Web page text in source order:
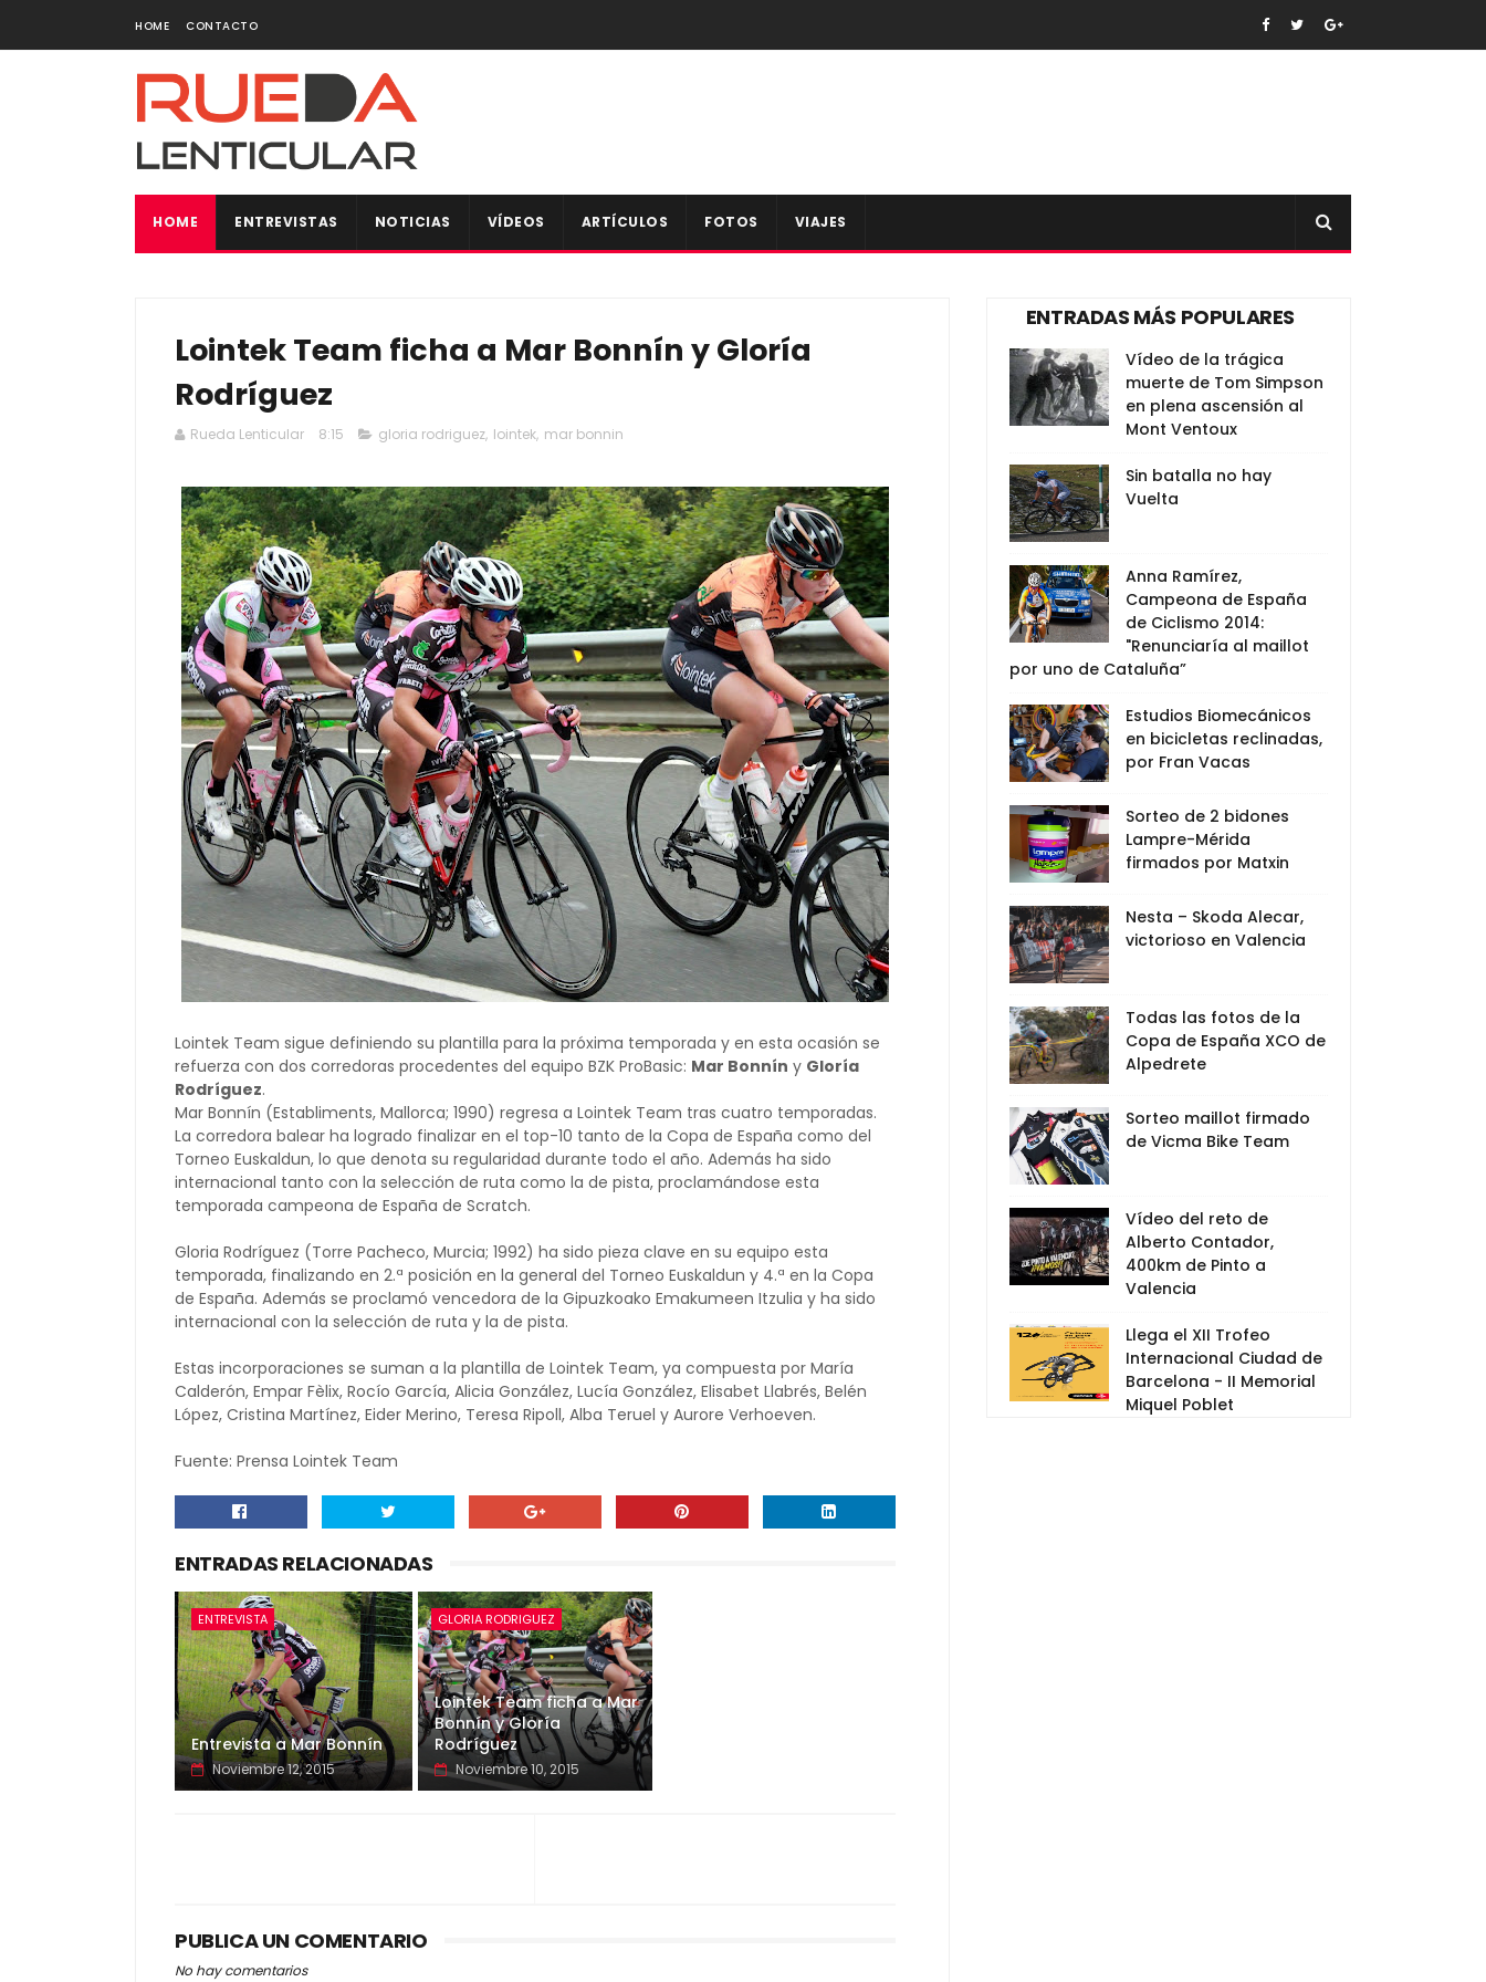
HOME CONTACTO
HOME ENTREVISTAS NOTICIAS VÍDEOS ARTÍCULOS FOTOS VIAJES
Lointek Team ficha a Mar Bonnín y Gloría
Rodríguez
Rueda Lenticular 8:15 gloria rodriguez, lointek, mar bonnin
Lointek Team sigue definiendo su plantilla para la próxima temporada y en esta ocasión se
refuerza con dos corredoras procedentes del equipo BZK ProBasic: Mar Bonnín y Gloría
Rodríguez.
Mar Bonnín (Establiments, Mallorca; 1990) regresa a Lointek Team tras cuatro temporadas.
La corredora balear ha logrado finalizar en el top-10 tanto de la Copa de España como del
Torneo Euskaldun, lo que denota su regularidad durante todo el año. Además ha sido
internacional tanto con la selección de ruta como la de pista, proclamándose esta
temporada campeona de España de Scratch.
Gloria Rodríguez (Torre Pacheco, Murcia; 1992) ha sido pieza clave en su equipo esta
temporada, finalizando en 2.ª posición en la general del Torneo Euskaldun y 4.ª en la Copa
de España. Además se proclamó vencedora de la Gipuzkoako Emakumeen Itzulia y ha sido
internacional con la selección de ruta y la de pista.
Estas incorporaciones se suman a la plantilla de Lointek Team, ya compuesta por María
Calderón, Empar Fèlix, Rocío García, Alicia González, Lucía González, Elisabet Llabrés, Belén
López, Cristina Martínez, Eider Merino, Teresa Ripoll, Alba Teruel y Aurore Verhoeven.
Fuente: Prensa Lointek Team
ENTRADAS RELACIONADAS
ENTREVISTA
Entrevista a Mar Bonnín
Noviembre 12, 2015
GLORIA RODRIGUEZ
Lointek Team ficha a Mar
Bonnín y Gloría
Rodríguez
Noviembre 10, 2015
PUBLICA UN COMENTARIO
No hay comentarios
ENTRADAS MÁS POPULARES
Vídeo de la trágica
muerte de Tom Simpson
en plena ascensión al
Mont Ventoux
Sin batalla no hay
Vuelta
Anna Ramírez,
Campeona de España
de Ciclismo 2014:
"Renunciaría al maillot
por uno de Cataluña”
Estudios Biomecánicos
en bicicletas reclinadas,
por Fran Vacas
Sorteo de 2 bidones
Lampre-Mérida
firmados por Matxin
Nesta – Skoda Alecar,
victorioso en Valencia
Todas las fotos de la
Copa de España XCO de
Alpedrete
Sorteo maillot firmado
de Vicma Bike Team
Vídeo del reto de
Alberto Contador,
400km de Pinto a
Valencia
Llega el XII Trofeo
Internacional Ciudad de
Barcelona - II Memorial
Miquel Poblet